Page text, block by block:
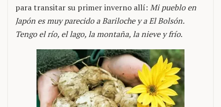
para transitar su primer inverno allí: Mi pueblo en
Japón es muy parecido a Bariloche y a El Bolsón.
Tengo el río, el lago, la montaña, la nieve y frío.